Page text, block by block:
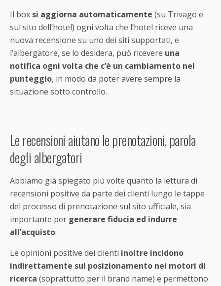
Il box si aggiorna automaticamente (su Trivago e
sul sito dell’hotel) ogni volta che l’hotel riceve una
nuova recensione su uno dei siti supportati, e
l’albergatore, se lo desidera, può ricevere una
notifica ogni volta che c’è un cambiamento nel
punteggio, in modo da poter avere sempre la
situazione sotto controllo.
Le recensioni aiutano le prenotazioni, parola
degli albergatori
Abbiamo già spiegato più volte quanto la lettura di
recensioni positive da parte dei clienti lungo le tappe
del processo di prenotazione sul sito ufficiale, sia
importante per generare fiducia ed indurre
all’acquisto.
Le opinioni positive dei clienti inoltre incidono
indirettamente sul posizionamento nei motori di
ricerca (soprattutto per il brand name) e permettono